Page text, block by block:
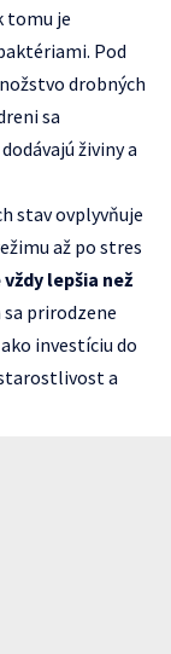
tomu je
Pod
drobných
sa
živiny a
stav ovplyvňuje
až po stres
lepšia než
prirodzene
investíciu do
a